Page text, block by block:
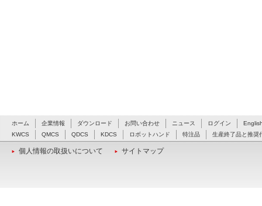
ホーム 企業情報 ダウンロード お問い合わせ ニュース ログイン
KWCS
QMCS QDCS KDCS ロボットハンド 特注品 生産終了品と推奨
個人情報の取扱いについて サイトマップ